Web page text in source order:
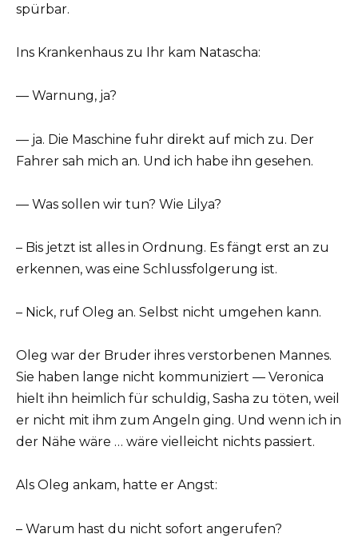
spürbar.
Ins Krankenhaus zu Ihr kam Natascha:
— Warnung, ja?
— ja. Die Maschine fuhr direkt auf mich zu. Der
Fahrer sah mich an. Und ich habe ihn gesehen.
— Was sollen wir tun? Wie Lilya?
– Bis jetzt ist alles in Ordnung. Es fängt erst an zu
erkennen, was eine Schlussfolgerung ist.
– Nick, ruf Oleg an. Selbst nicht umgehen kann.
Oleg war der Bruder ihres verstorbenen Mannes.
Sie haben lange nicht kommuniziert — Veronica
hielt ihn heimlich für schuldig, Sasha zu töten, weil
er nicht mit ihm zum Angeln ging. Und wenn ich in
der Nähe wäre … wäre vielleicht nichts passiert.
Als Oleg ankam, hatte er Angst:
– Warum hast du nicht sofort angerufen?